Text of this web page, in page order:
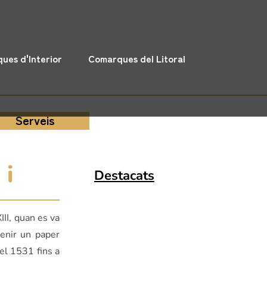
d'Interior Comarques del Litoral
Serveis
i
quan es va
un paper
1531 fins a
Destacats